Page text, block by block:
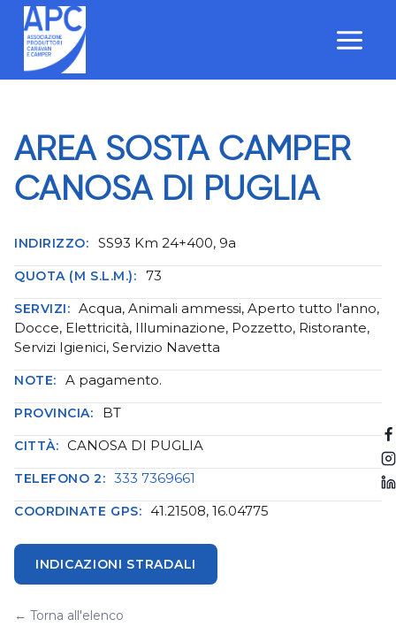
Salta
contenuto
AREA SOSTA CAMPER
CANOSA DI PUGLIA
INDIRIZZO: SS93 Km 24+400, 9a
QUOTA (M S.L.M.): 73
SERVIZI: Acqua, Animali ammessi, Aperto tutto l'anno,
Docce, Elettricità, Illuminazione, Pozzetto, Ristorante,
Servizi Igienici, Servizio Navetta
NOTE: A pagamento.
PROVINCIA: BT
CITTÀ: CANOSA DI PUGLIA
TELEFONO 2: 333 7369661
COORDINATE GPS: 41.21508, 16.04775
INDICAZIONI STRADALI
← Torna all'elenco